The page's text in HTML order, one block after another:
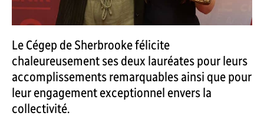
Le Cégep de Sherbrooke félicite
chaleureusement ses deux lauréates pour leurs
accomplissements remarquables ainsi que pour
leur engagement exceptionnel envers la
collectivité.